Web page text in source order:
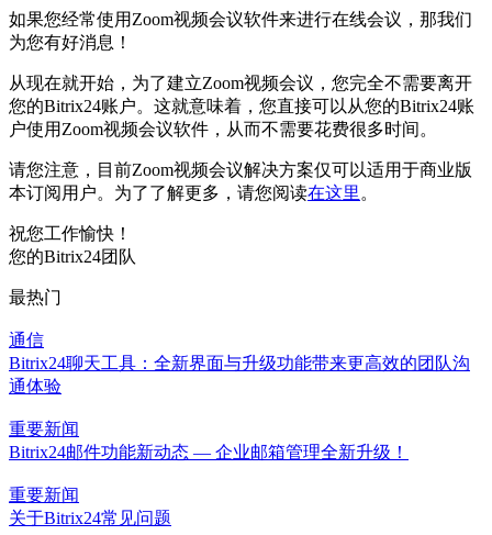
如果您经常使用Zoom视频会议软件来进行在线会议，那我们
为您有好消息！
从现在就开始，为了建立Zoom视频会议，您完全不需要离开
您的Bitrix24账户。这就意味着，您直接可以从您的Bitrix24账
户使用Zoom视频会议软件，从而不需要花费很多时间。
请您注意，目前Zoom视频会议解决方案仅可以适用于商业版
本订阅用户。为了了解更多，请您阅读在这里。
祝您工作愉快！
您的Bitrix24团队
最热门
通信
Bitrix24聊天工具：全新界面与升级功能带来更高效的团队沟
通体验
重要新闻
Bitrix24邮件功能新动态 — 企业邮箱管理全新升级！
重要新闻
关于Bitrix24常见问题